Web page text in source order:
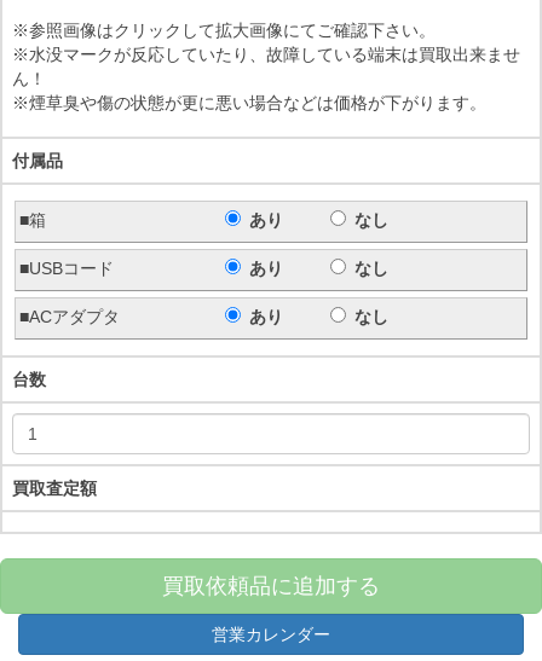
※参照画像はクリックして拡大画像にてご確認下さい。
※水没マークが反応していたり、故障している端末は買取出来ませ
ん！
※煙草臭や傷の状態が更に悪い場合などは価格が下がります。
付属品
■箱 あり なし
■USBコード あり なし
■ACアダプタ あり なし
台数
買取査定額
買取依頼品に追加する
営業カレンダー